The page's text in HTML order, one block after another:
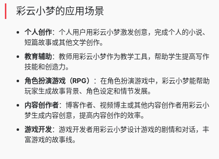
彩云小梦的应用场景
个人创作：个人用户用彩云小梦激发创意，完成个人的小说、
短篇故事或其他文学创作。
教育辅助：教师用彩云小梦作为教学工具，帮助学生提高写作
技能和创造力。
角色扮演游戏（RPG）
：在角色扮演游戏中，彩云小梦能帮助
玩家生成故事背景、角色设定和情节发展。
内容创作者：博客作者、视频博主或其他内容创作者用彩云小
梦生成内容创意，提高内容创作的效率。
游戏开发：游戏开发者用彩云小梦设计游戏的剧情和对话，丰
富游戏的故事线。